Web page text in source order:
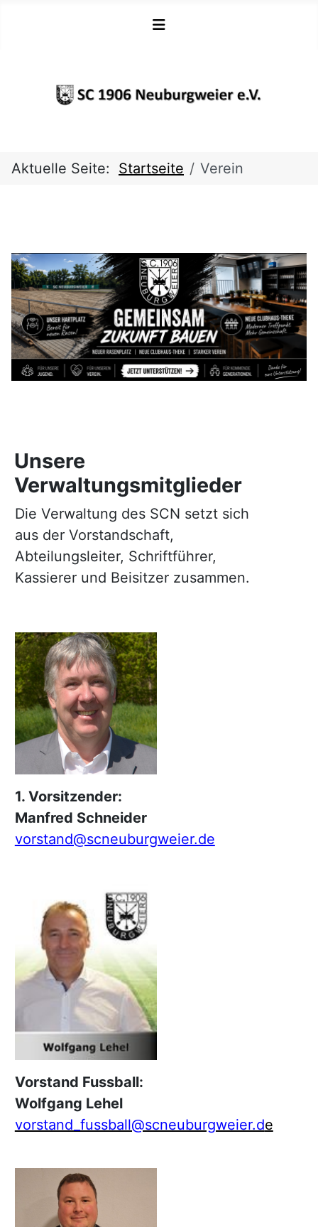
Aktuelle Seite: Startseite Verein
Unsere
Verwaltungsmitglieder
Die Verwaltung des SCN setzt sich
aus der Vorstandschaft,
Abteilungsleiter, Schriftführer,
Kassierer und Beisitzer zusammen.
1. Vorsitzender:
Manfred Schneider
vorstand@scneuburgweier.de
Vorstand Fussball:
Wolfgang Lehel
vorstand_fussball@scneuburgweier.de